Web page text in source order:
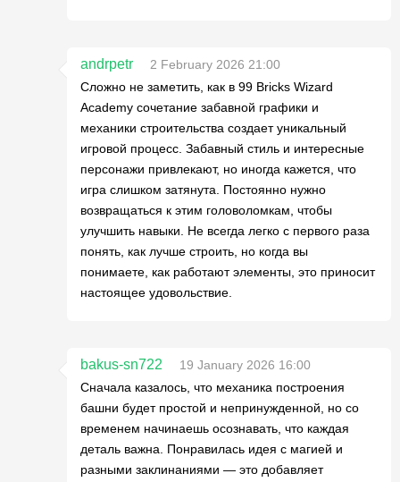
andrpetr
2 February 2026 21:00
Сложно не заметить, как в 99 Bricks Wizard
Academy сочетание забавной графики и
механики строительства создает уникальный
игровой процесс. Забавный стиль и интересные
персонажи привлекают, но иногда кажется, что
игра слишком затянута. Постоянно нужно
возвращаться к этим головоломкам, чтобы
улучшить навыки. Не всегда легко с первого раза
понять, как лучше строить, но когда вы
понимаете, как работают элементы, это приносит
настоящее удовольствие.
bakus-sn722
19 January 2026 16:00
Сначала казалось, что механика построения
башни будет простой и непринужденной, но со
временем начинаешь осознавать, что каждая
деталь важна. Понравилась идея с магией и
разными заклинаниями — это добавляет